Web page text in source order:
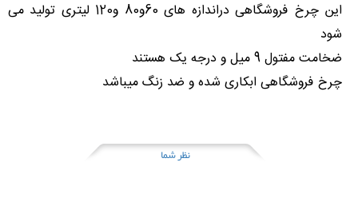
این چرخ فروشگاهی دراندازه های 60و80 و120 لیتری تولید می
شود
ضخامت مفتول 9 میل و درجه یک هستند
چرخ فروشگاهی ابکاری شده و ضد زنگ میباشد
نظر شما